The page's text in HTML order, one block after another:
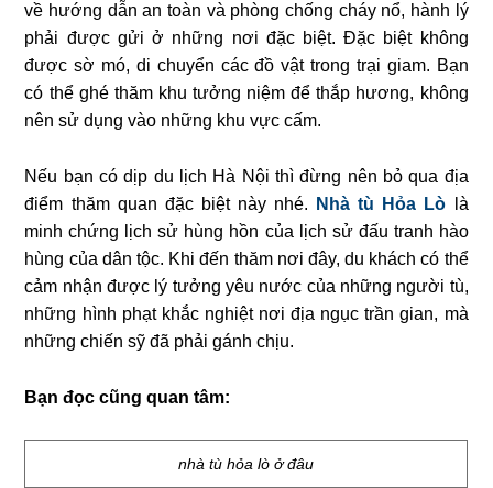
về hướng dẫn an toàn và phòng chống cháy nổ, hành lý
phải được gửi ở những nơi đặc biệt. Đặc biệt không
được sờ mó, di chuyển các đồ vật trong trại giam. Bạn
có thể ghé thăm khu tưởng niệm để thắp hương, không
nên sử dụng vào những khu vực cấm.
Nếu bạn có dịp du lịch Hà Nội thì đừng nên bỏ qua địa
điểm thăm quan đặc biệt này nhé.
Nhà tù Hỏa Lò là
minh chứng lịch sử hùng hồn của lịch sử đấu tranh hào
hùng của dân tộc. Khi đến thăm nơi đây, du khách có thể
cảm nhận được lý tưởng yêu nước của những người tù,
những hình phạt khắc nghiệt nơi địa ngục trần gian, mà
những chiến sỹ đã phải gánh chịu.
Bạn đọc cũng quan tâm:
nhà tù hỏa lò ở đâu